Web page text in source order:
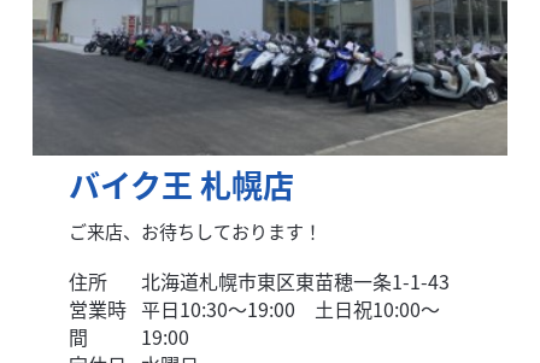
バイク王 札幌店
ご来店、お待ちしております！
住所
北海道札幌市東区東苗穂一条1-1-43
営業時
間
平日10:30～19:00 土日祝10:00～
19:00